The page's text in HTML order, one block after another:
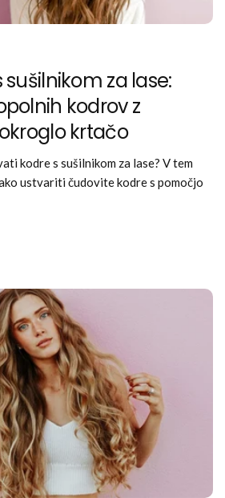
sušilnikom za lase:
kodrov z
krtačo
kodre s sušilnikom za lase? V tem
ustvariti čudovite kodre s pomočjo